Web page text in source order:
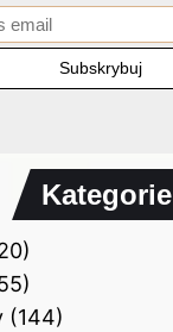
Kategorie
(144)